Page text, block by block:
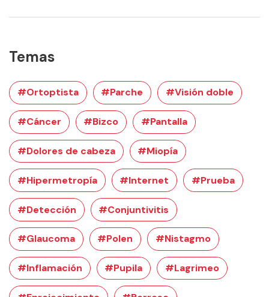
Temas
#Ortoptista #Parche #Visión doble
#Cáncer #Bizco #Pantalla
#Dolores de cabeza #Miopía
#Hipermetropía #Internet #Prueba
#Detección #Conjuntivitis
#Glaucoma #Polen #Nistagmo
#Inflamación #Pupila #Lagrimeo